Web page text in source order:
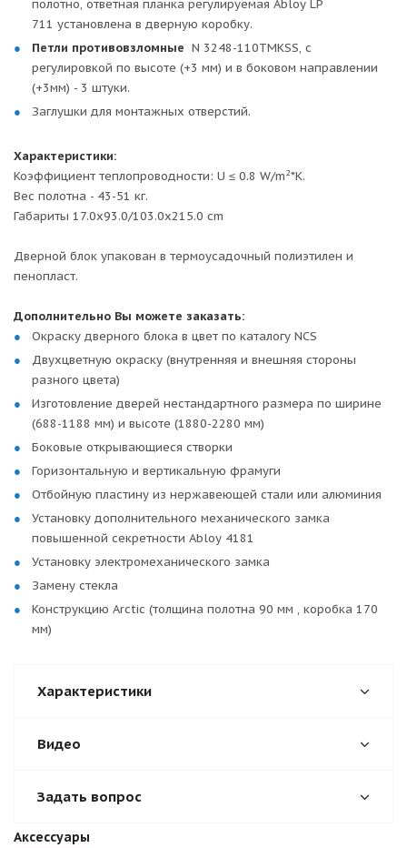
полотно, ответная планка регулируемая Abloy LP
711 установлена в дверную коробку.
Петли противовзломные N 3248-110TMKSS, с
регулировкой по высоте (+3 мм) и в боковом направлении
(+3мм) - 3 штуки.
Заглушки для монтажных отверстий.
Характеристики:
Коэффициент теплопроводности: U ≤ 0.8 W/m2*K.
Вес полотна - 43-51 кг.
Габариты 17.0x93.0/103.0x215.0 cm
Дверной блок упакован в термоусадочный полиэтилен и
пенопласт.
Дополнительно Вы можете заказать:
Окраску дверного блока в цвет по каталогу NCS
Двухцветную окраску (внутренняя и внешняя стороны
разного цвета)
Изготовление дверей нестандартного размера по ширине
(688-1188 мм) и высоте (1880-2280 мм)
Боковые открывающиеся створки
Горизонтальную и вертикальную фрамуги
Отбойную пластину из нержавеющей стали или алюминия
Установку дополнительного механического замка
повышенной секретности Abloy 4181
Установку электромеханического замка
Замену стекла
Конструкцию Arctic (толщина полотна 90 мм , коробка 170
мм)
Характеристики
Видео
Задать вопрос
Аксессуары